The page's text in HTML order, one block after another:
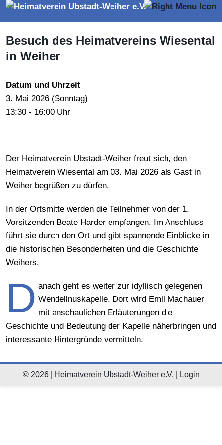
Besuch des Heimatvereins Wiesental
in Weiher
Datum und Uhrzeit
3. Mai 2026 (Sonntag)
13:30 - 16:00 Uhr
Der Heimatverein Ubstadt-Weiher freut sich, den
Heimatverein Wiesental am 03. Mai 2026 als Gast in
Weiher begrüßen zu dürfen.
In der Ortsmitte werden die Teilnehmer von der 1.
Vorsitzenden Beate Harder empfangen. Im Anschluss
führt sie durch den Ort und gibt spannende Einblicke in
die historischen Besonderheiten und die Geschichte
Weihers.
D anach geht es weiter zur idyllisch gelegenen
Wendelinuskapelle. Dort wird Emil Machauer
mit anschaulichen Erläuterungen die
Geschichte und Bedeutung der Kapelle näherbringen und
interessante Hintergründe vermitteln.
© 2026 | Heimatverein Ubstadt-Weiher e.V. | Login